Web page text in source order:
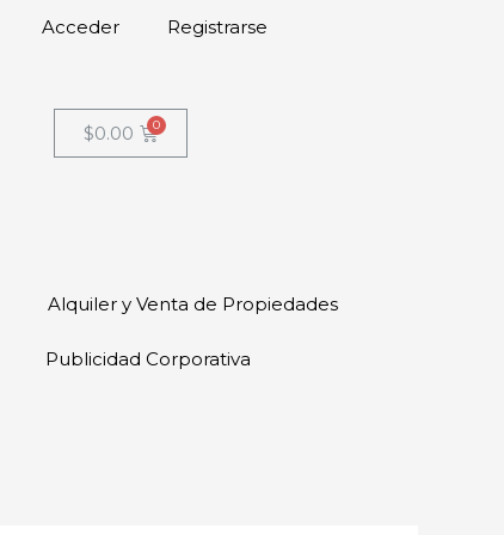
Acceder Registrarse
$0.00
Alquiler y Venta de Propiedades
Publicidad Corporativa